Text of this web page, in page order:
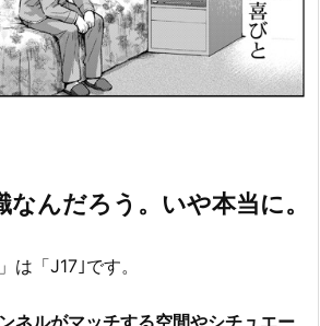
んだろう。いや本当に。
は「J17｣です。
ネルがマッチする空間やシチュエー